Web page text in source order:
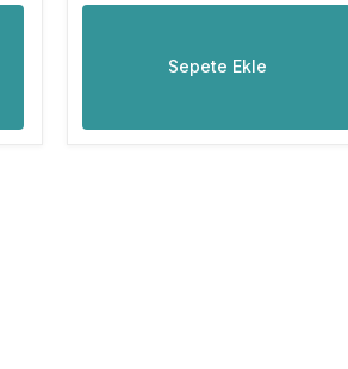
Sepete Ekle